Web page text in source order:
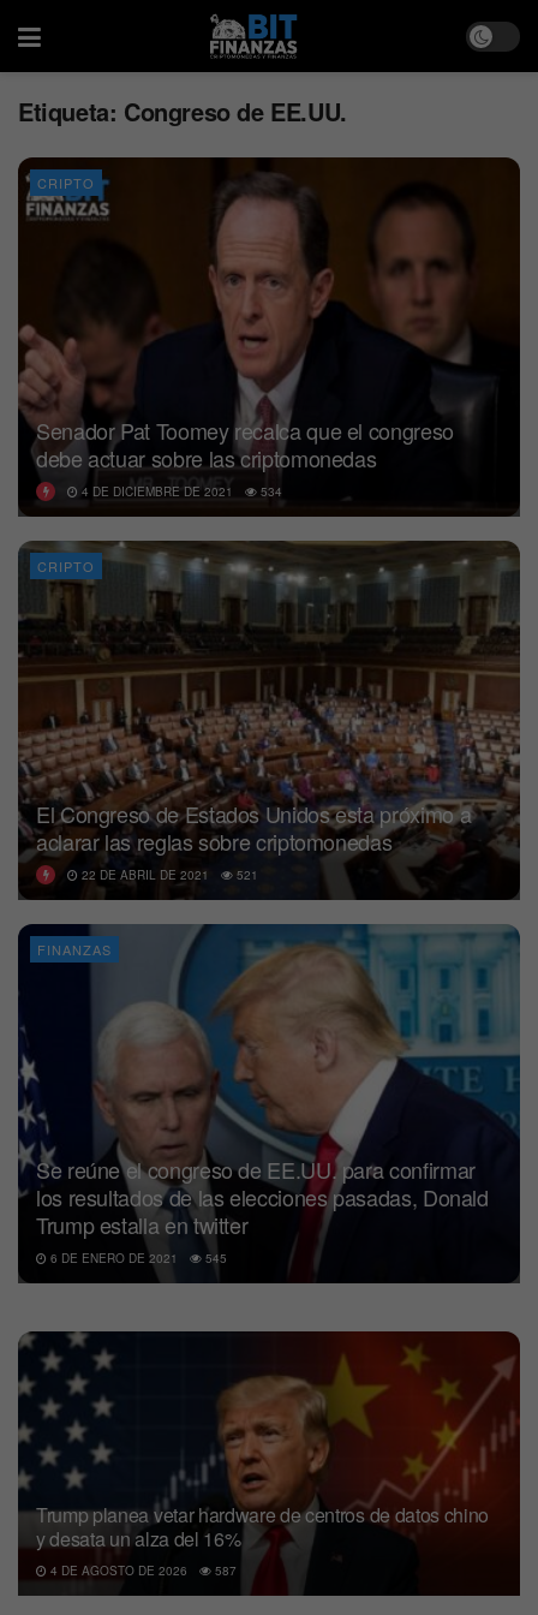
Etiqueta: Congreso de EE.UU.
CRIPTO
Senador Pat Toomey recalca que el congreso
debe actuar sobre las criptomonedas
4 DE DICIEMBRE DE 2021 534
CRIPTO
El Congreso de Estados Unidos esta próximo a
aclarar las reglas sobre criptomonedas
22 DE ABRIL DE 2021 521
FINANZAS
Se reúne el congreso de EE.UU. para confirmar
los resultados de las elecciones pasadas, Donald
Trump estalla en twitter
6 DE ENERO DE 2021 545
Trump planea vetar hardware de centros de datos chino
y desata un alza del 16%
4 DE AGOSTO DE 2026 587